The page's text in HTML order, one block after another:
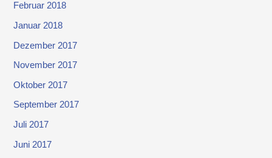
Februar 2018
Januar 2018
Dezember 2017
November 2017
Oktober 2017
September 2017
Juli 2017
Juni 2017